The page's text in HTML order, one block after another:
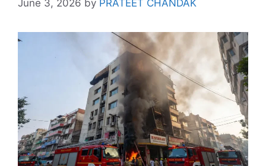
June 3, 2026 by PRATEET CHANDAK